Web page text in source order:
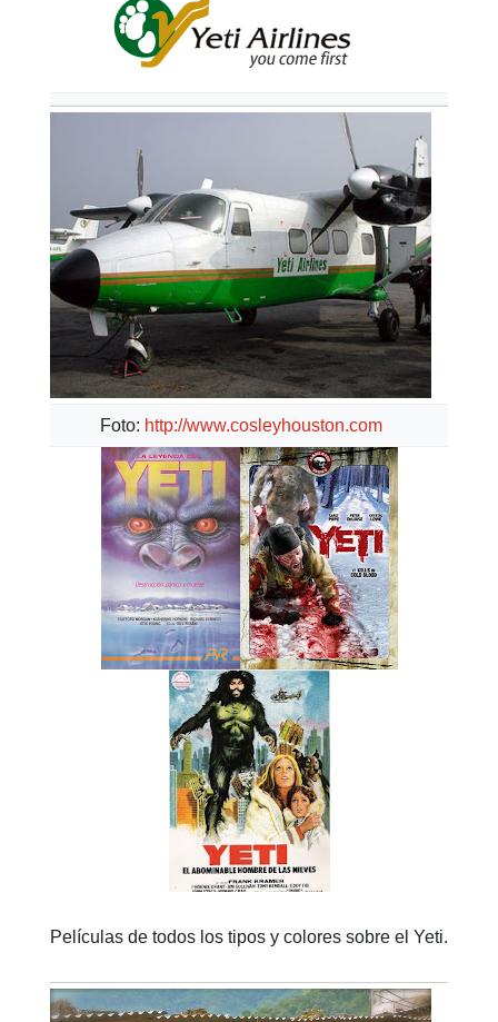
Foto: http://www.cosleyhouston.com
Películas de todos los tipos y colores sobre el Yeti.